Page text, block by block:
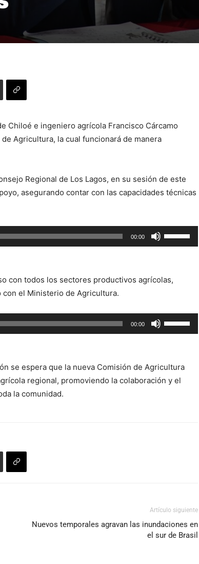
Chiloé e ingeniero agrícola Francisco Cárcamo
Agricultura, la cual funcionará de manera
Regional de Los Lagos, en su sesión de este
asegurando contar con las capacidades técnicas
00:00
las
flecha
para
aumentar
el
volumen.
con todos los sectores productivos agrícolas,
el Ministerio de Agricultura.
00:00
las
flecha
arriba/abajo
se espera que la nueva Comisión de Agricultura
regional, promoviendo la colaboración y el
la comunidad.
Artículo siguiente
Nuevos temporales agravan las inundaciones en
el sur de Brasil